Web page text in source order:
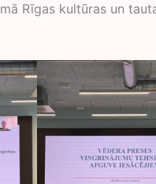
Rīgas kultūras un